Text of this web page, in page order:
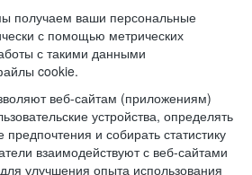
получаем ваши персональные
с помощью метрических
с такими данными
cookie.
веб-сайтам (приложениям)
устройства, определять
предпочтения и собирать статистику
взаимодействуют с веб-сайтами
улучшения опыта использования